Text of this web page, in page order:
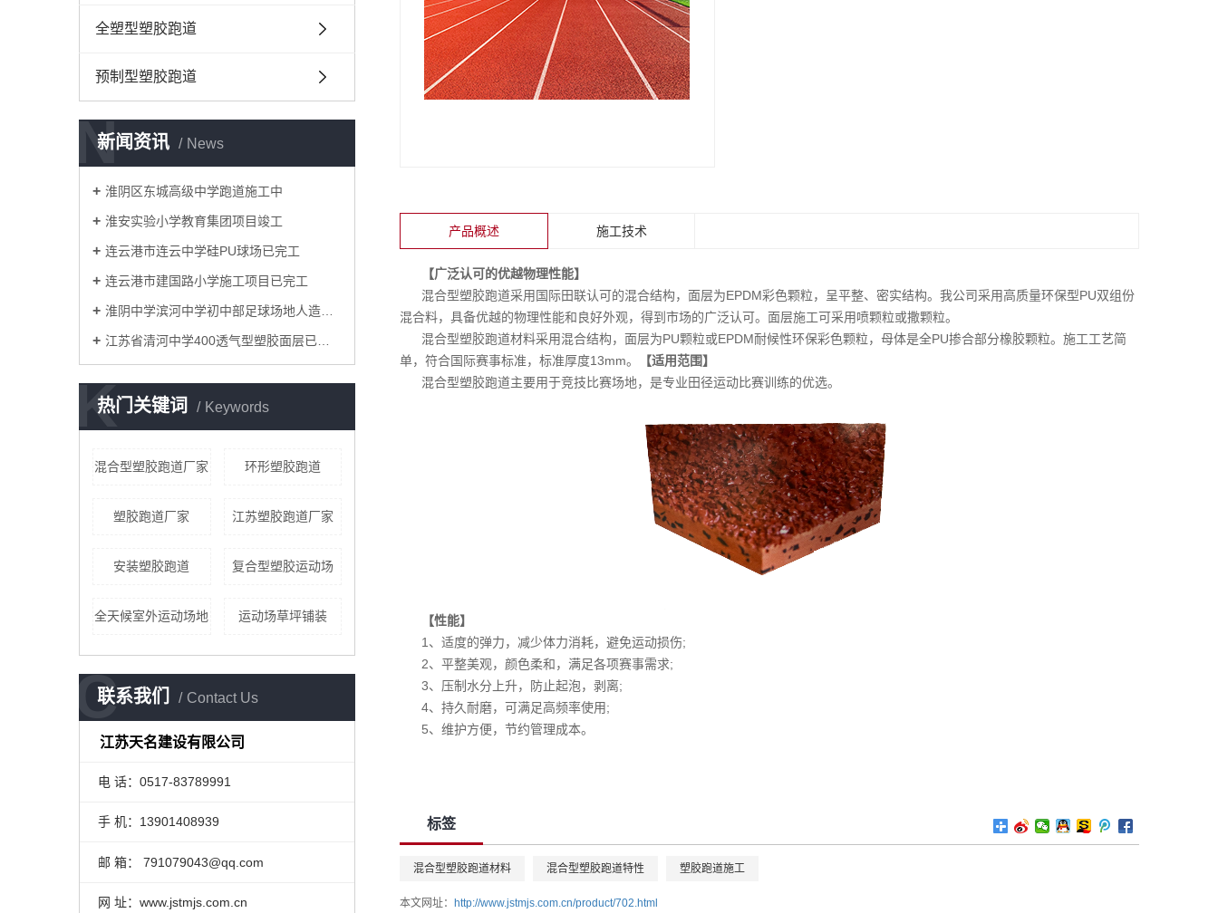
全塑型塑胶跑道
预制型塑胶跑道
新闻资讯 News
N
淮阴区东城高级中学跑道施工中
淮安实验小学教育集团项目竣工
连云港市连云中学硅PU球场已完工
连云港市建国路小学施工项目已完工
淮阴中学滨河中学初中部足球场地人造草坪已竣工
江苏省清河中学400透气型塑胶面层已竣工
热门关键词 Keywords
K
混合型塑胶跑道厂家 环形塑胶跑道
​塑胶跑道厂家 江苏塑胶跑道厂家
安装塑胶跑道 复合型塑胶运动场
全天候室外运动场地 运动场草坪铺装
联系我们 Contact Us
C
江苏天名建设有限公司
电 话：0517-83789991
手 机：13901408939
邮 箱： 791079043@qq.com
网 址：www.jstmjs.com.cn
产品概述 施工技术
【广泛认可的优越物理性能】
混合型塑胶跑道采用国际田联认可的混合结构，面层为EPDM彩色颗粒，呈平整、密实结构。我公司采用高质量环保型PU双组份
混合料，具备优越的物理性能和良好外观，得到市场的广泛认可。面层施工可采用喷颗粒或撒颗粒。
混合型塑胶跑道材料采用混合结构，面层为PU颗粒或EPDM耐候性环保彩色颗粒，母体是全PU掺合部分橡胶颗粒。施工工艺简
单，符合国际赛事标准，标准厚度13mm。
【适用范围】
混合型塑胶跑道主要用于竞技比赛场地，是专业田径运动比赛训练的优选。
【性能】
1、适度的弹力，减少体力消耗，避免运动损伤;
2、平整美观，颜色柔和，满足各项赛事需求;
3、压制水分上升，防止起泡，剥离;
4、持久耐磨，可满足高频率使用;
5、维护方便，节约管理成本。
标签
混合型塑胶跑道材料 混合型塑胶跑道特性 塑胶跑道施工
本文网址： http://www.jstmjs.com.cn/product/702.html